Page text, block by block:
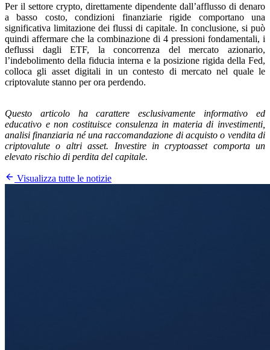
Per il settore crypto, direttamente dipendente dall’afflusso di denaro
a basso costo, condizioni finanziarie rigide comportano una
significativa limitazione dei flussi di capitale. In conclusione, si può
quindi affermare che la combinazione di 4 pressioni fondamentali, i
deflussi dagli ETF, la concorrenza del mercato azionario,
l’indebolimento della fiducia interna e la posizione rigida della Fed,
colloca gli asset digitali in un contesto di mercato nel quale le
criptovalute stanno per ora perdendo.
Questo articolo ha carattere esclusivamente informativo ed
educativo e non costituisce consulenza in materia di investimenti,
analisi finanziaria né una raccomandazione di acquisto o vendita di
criptovalute o altri asset. Investire in cryptoasset comporta un
elevato rischio di perdita del capitale.
Visualizza tutte le notizie